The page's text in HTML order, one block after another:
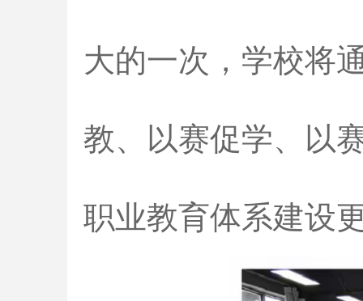
大的一次，学校将
教、以赛促学、以
职业教育体系建设